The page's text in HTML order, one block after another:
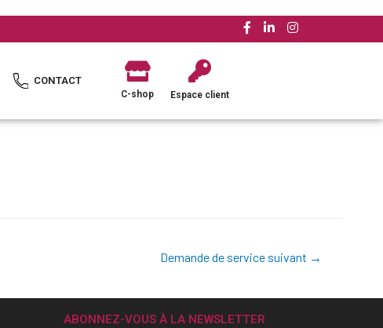
CONTACT
C-shop Espace client
Demande de service suivant →
ABONNEZ-VOUS À LA NEWSLETTER